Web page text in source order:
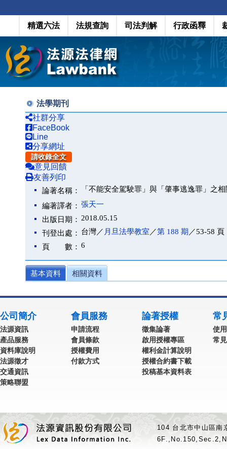
精選六法 法規查詢 司法判解 行政函釋
法學期刊
社群分享
FaceBook
Line
分享網址
請收錄全文
意見回饋
友善列印
論著名稱： 「不能安全駕駛罪」與「肇事逃逸罪」之
編著譯者： 張天一
出版日期： 2018.05.15
刊登出處： 台灣／ 月旦法學教室 ／第 188 期 ／53-58 頁
頁 數： 6
基本資料 相關資料
公司簡介
法源資訊
產品服務
資料庫說明
法源徵才
交通資訊
策略聯盟
會員服務
申請流程
會員條款
授權費用
付款方式
論著授權
徵集論著
啟用授權專區
權利金計算說明
授權合約書下載
投稿基本資料表
常
使
常
104 台北市中山區